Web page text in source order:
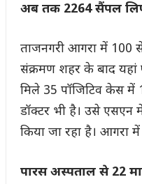
अब तक 2264 सैंपल
ताजनगरी आगरा में 100
संक्रमण शहर के बाद यहां
मिले 35 पॉजिटिव केस में
डॉक्टर भी है। उसे
किया जा रहा है।
पारस अस्पताल से 22